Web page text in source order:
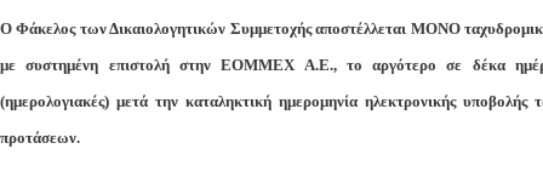
Ο Φάκελος των Δικαιολογητικών Συμμετοχής αποστέλλεται ΜΟΝΟ
με συστημένη επιστολή στην ΕΟΜΜΕΧ Α.Ε., το αργότερο σε δέκα
(ημερολογιακές) μετά την καταληκτική ημερομηνία ηλεκτρονικής υποβολής
προτάσεων.